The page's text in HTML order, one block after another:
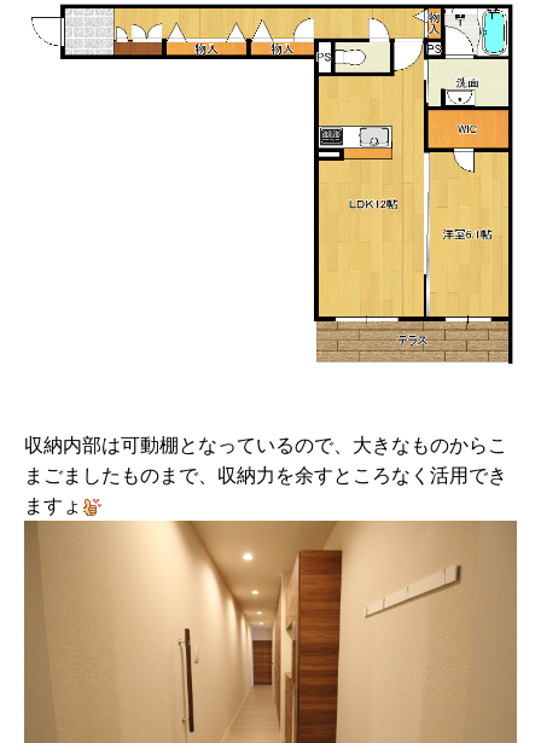
収納内部は可動棚となっているので、大きなものからこ
まごましたものまで、収納力を余すところなく活用でき
ますょ